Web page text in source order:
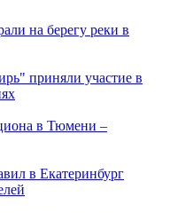
на берегу реки в
приняли участие в
в Тюмени –
в Екатеринбург